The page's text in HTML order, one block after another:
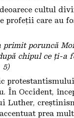
cultul
profeții care au
poruncă
chipul ce ți-a
5)
Occident,
Luther,
prea